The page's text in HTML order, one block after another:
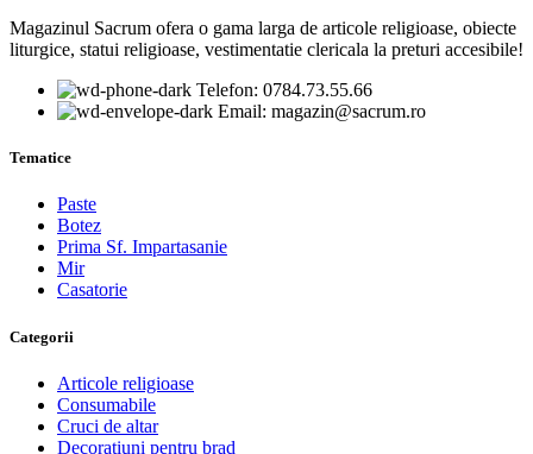
Magazinul Sacrum ofera o gama larga de articole religioase, obiecte
liturgice, statui religioase, vestimentatie clericala la preturi accesibile!
Telefon: 0784.73.55.66
Email: magazin@sacrum.ro
Tematice
Paste
Botez
Prima Sf. Impartasanie
Mir
Casatorie
Categorii
Articole religioase
Consumabile
Cruci de altar
Decoratiuni pentru brad